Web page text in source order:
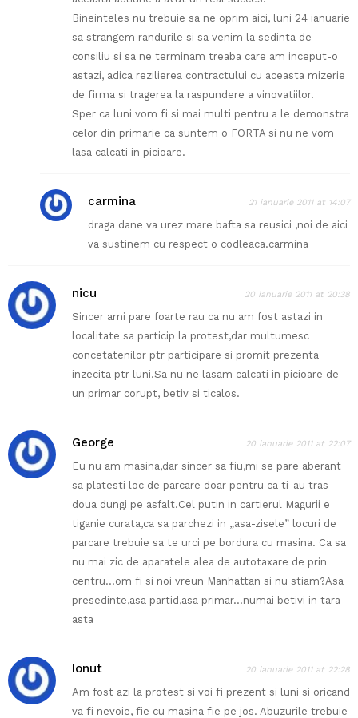
Bineinteles nu trebuie sa ne oprim aici, luni 24 ianuarie
sa strangem randurile si sa venim la sedinta de
consiliu si sa ne terminam treaba care am inceput-o
astazi, adica rezilierea contractului cu aceasta mizerie
de firma si tragerea la raspundere a vinovatiilor.
Sper ca luni vom fi si mai multi pentru a le demonstra
celor din primarie ca suntem o FORTA si nu ne vom
lasa calcati in picioare.
carmina 21 ianuarie 2011 at 14:07
draga dane va urez mare bafta sa reusici ,noi de aici
va sustinem cu respect o codleaca.carmina
nicu 20 ianuarie 2011 at 20:38
Sincer ami pare foarte rau ca nu am fost astazi in
localitate sa particip la protest,dar multumesc
concetatenilor ptr participare si promit prezenta
inzecita ptr luni.Sa nu ne lasam calcati in picioare de
un primar corupt, betiv si ticalos.
George 20 ianuarie 2011 at 22:07
Eu nu am masina,dar sincer sa fiu,mi se pare aberant
sa platesti loc de parcare doar pentru ca ti-au tras
doua dungi pe asfalt.Cel putin in cartierul Magurii e
tiganie curata,ca sa parchezi in „asa-zisele” locuri de
parcare trebuie sa te urci pe bordura cu masina. Ca sa
nu mai zic de aparatele alea de autotaxare de prin
centru…om fi si noi vreun Manhattan si nu stiam?Asa
presedinte,asa partid,asa primar…numai betivi in tara
asta
Ionut 20 ianuarie 2011 at 22:28
Am fost azi la protest si voi fi prezent si luni si oricand
va fi nevoie, fie cu masina fie pe jos. Abuzurile trebuie